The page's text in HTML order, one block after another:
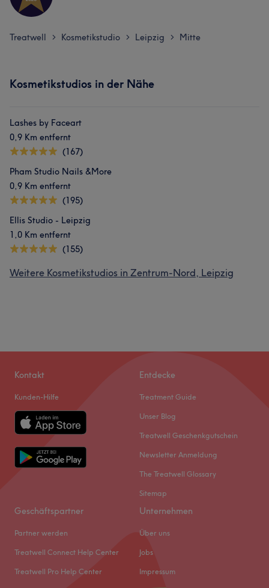
Treatwell > Kosmetikstudio > Leipzig > Mitte
Kosmetikstudios in der Nähe
Lashes by Faceart
0,9 Km entfernt
(167)
Pham Studio Nails &More
0,9 Km entfernt
(195)
Ellis Studio - Leipzig
1,0 Km entfernt
(155)
Weitere Kosmetikstudios in Zentrum-Nord, Leipzig
Kontakt
Kunden-Hilfe
Entdecke
Treatment Guide
Unser Blog
Treatwell Geschenkgutschein
Newsletter Anmeldung
The Treatwell Glossary
Sitemap
Geschäftspartner
Partner werden
Treatwell Connect Help Center
Treatwell Pro Help Center
Unternehmen
Über uns
Jobs
Impressum